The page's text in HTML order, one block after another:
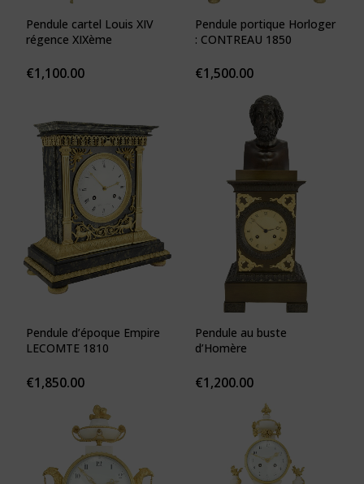
Pendule cartel Louis XIV
régence XIXème
€1,100.00
Pendule portique Horloger
: CONTREAU 1850
€1,500.00
Pendule d’époque Empire
LECOMTE 1810
€1,850.00
Pendule au buste
d’Homère
€1,200.00